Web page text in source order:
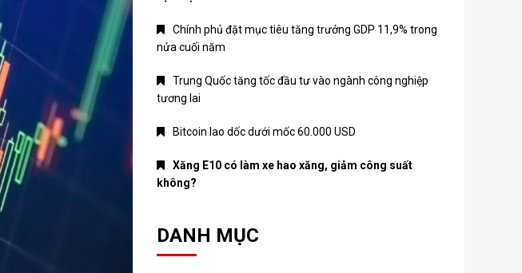
Chính phủ đặt mục tiêu tăng trưởng GDP 11,9% trong
nửa cuối năm
Trung Quốc tăng tốc đầu tư vào ngành công nghiệp
tương lai
Bitcoin lao dốc dưới mốc 60.000 USD
Xăng E10 có làm xe hao xăng, giảm công suất
không?
DANH MỤC